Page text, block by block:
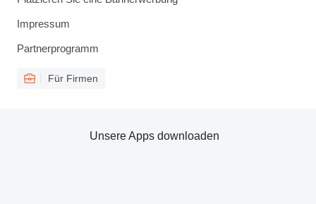
Impressum
Partnerprogramm
Für Firmen
Unsere Apps downloaden